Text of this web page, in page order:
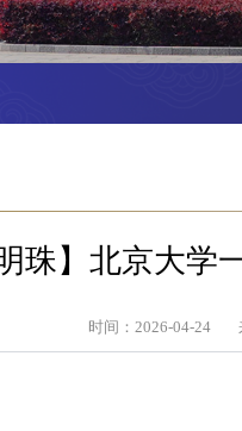
珠】北京大学
时间：2026-04-24